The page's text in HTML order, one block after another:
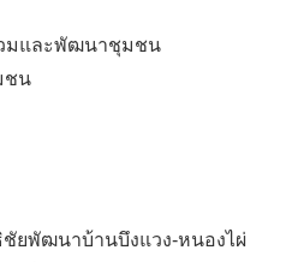
มและพัฒนาชุมชน
น
ยพัฒนาบ้านบึงแวง-หนองไผ่